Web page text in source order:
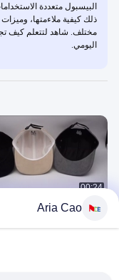
البيسبول متعددة
ذلك كيفية ملاءمتها،
مختلف. شاهد لتتعلم كيف
اليومي.
00:24
قبعة تخييم سروال قصير
Aria Cao